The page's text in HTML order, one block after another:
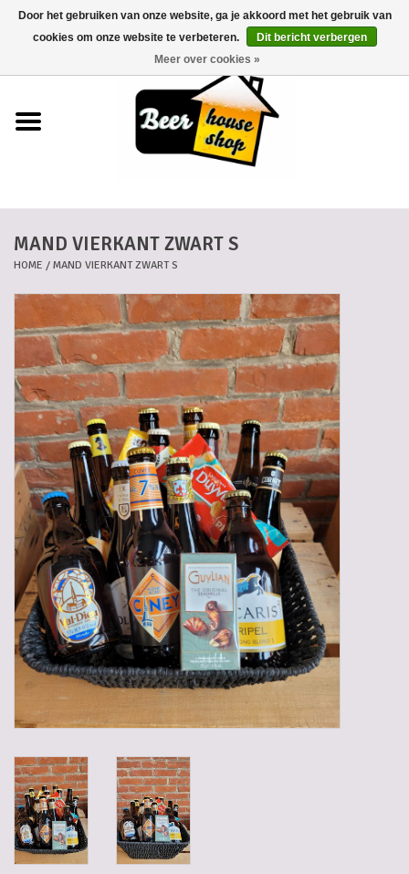
0 Artikelen - €0,00
Biermanden
Blikken
Cadeaubonnen
Dankkaartjes
Gadgets
Geschenken
Glazen
Lege kratten
Manden/Kratten
Mixdozen
Streekproducten
Sweets
5-6l vaten
MAND VIERKANT ZWART S
HOME / MAND VIERKANT ZWART S
Door het gebruiken van onze website, ga je akkoord met het gebruik van
cookies om onze website te verbeteren.
Dit bericht verbergen
Meer over cookies »